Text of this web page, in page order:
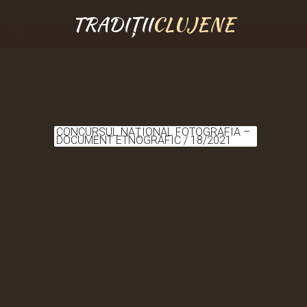
TRADIȚIICLUJENE
CONCURSUL NAŢIONAL FOTOGRAFIA –
DOCUMENT ETNOGRAFIC / 18/2021